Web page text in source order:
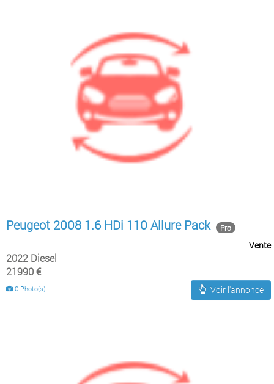
Peugeot 2008 1.6 HDi 110 Allure Pack Pro
Vente
2022 Diesel
21990 €
Voir l'annonce
0 Photo(s)